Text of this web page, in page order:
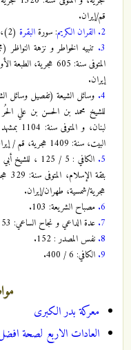
قم/إيران.
2. القران الكريم: سورةالبقرة (2)، الآية: 267، الصفحة:
3.
إيران.
4.
لبنان،
البيت، سنة: 1409 هجرية، قم / إيران.
5.
الكافي : 5 /
هجرية/شمسية، طهران/إيران.
6. مصباح الشريعة: 103.
7. عدة الداعي و نجاح الساعي: 153.
8. نفس المصدر : 152.
9. الكافي: 6 / 400.
معركة بدر الكبرى
العادات الاربع لصحة